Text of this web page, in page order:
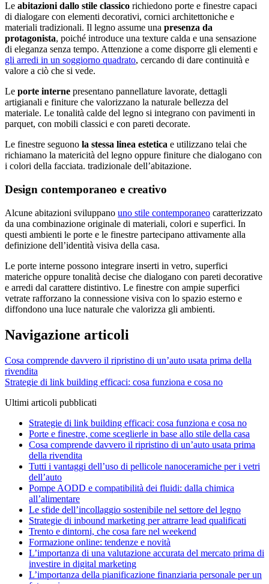
Le abitazioni dallo stile classico richiedono porte e finestre capaci
di dialogare con elementi decorativi, cornici architettoniche e
materiali tradizionali. Il legno assume una presenza da
protagonista, poiché introduce una texture calda e una sensazione
di eleganza senza tempo. Attenzione a come disporre gli elementi e
gli arredi in un soggiorno quadrato, cercando di dare continuità e
valore a ciò che si vede.
Le porte interne presentano pannellature lavorate, dettagli
artigianali e finiture che valorizzano la naturale bellezza del
materiale. Le tonalità calde del legno si integrano con pavimenti in
parquet, con mobili classici e con pareti decorate.
Le finestre seguono la stessa linea estetica e utilizzano telai che
richiamano la matericità del legno oppure finiture che dialogano con
i colori della facciata. tradizionale dell’abitazione.
Design contemporaneo e creativo
Alcune abitazioni sviluppano uno stile contemporaneo caratterizzato
da una combinazione originale di materiali, colori e superfici. In
questi ambienti le porte e le finestre partecipano attivamente alla
definizione dell’identità visiva della casa.
Le porte interne possono integrare inserti in vetro, superfici
materiche oppure tonalità decise che dialogano con pareti decorative
e arredi dal carattere distintivo. Le finestre con ampie superfici
vetrate rafforzano la connessione visiva con lo spazio esterno e
diffondono una luce naturale che valorizza gli ambienti.
Navigazione articoli
Cosa comprende davvero il ripristino di un’auto usata prima della
rivendita
Strategie di link building efficaci: cosa funziona e cosa no
Ultimi articoli pubblicati
Strategie di link building efficaci: cosa funziona e cosa no
Porte e finestre, come sceglierle in base allo stile della casa
Cosa comprende davvero il ripristino di un’auto usata prima
della rivendita
Tutti i vantaggi dell’uso di pellicole nanoceramiche per i vetri
dell’auto
Pompe AODD e compatibilità dei fluidi: dalla chimica
all’alimentare
Le sfide dell’incollaggio sostenibile nel settore del legno
Strategie di inbound marketing per attrarre lead qualificati
Trento e dintorni, che cosa fare nel weekend
Formazione online: tendenze e novità
L’importanza di una valutazione accurata del mercato prima di
investire in digital marketing
L’importanza della pianificazione finanziaria personale per un